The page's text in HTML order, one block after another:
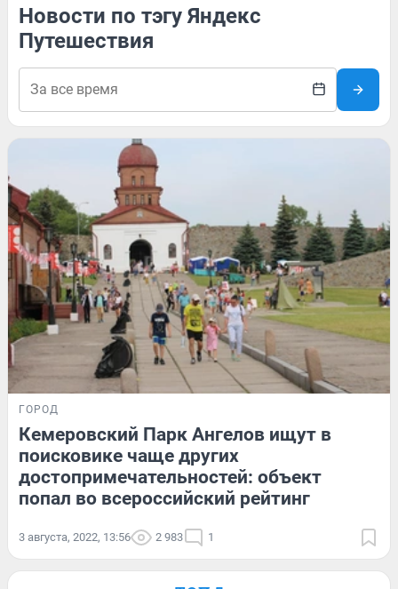
Новости по тэгу Яндекс
Путешествия
ГОРОД
Кемеровский Парк Ангелов ищут в
поисковике чаще других
достопримечательностей: объект
попал во всероссийский рейтинг
3 августа, 2022, 13:56 2 983 1